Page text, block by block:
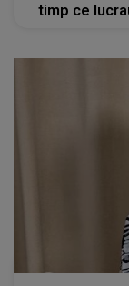
timp ce